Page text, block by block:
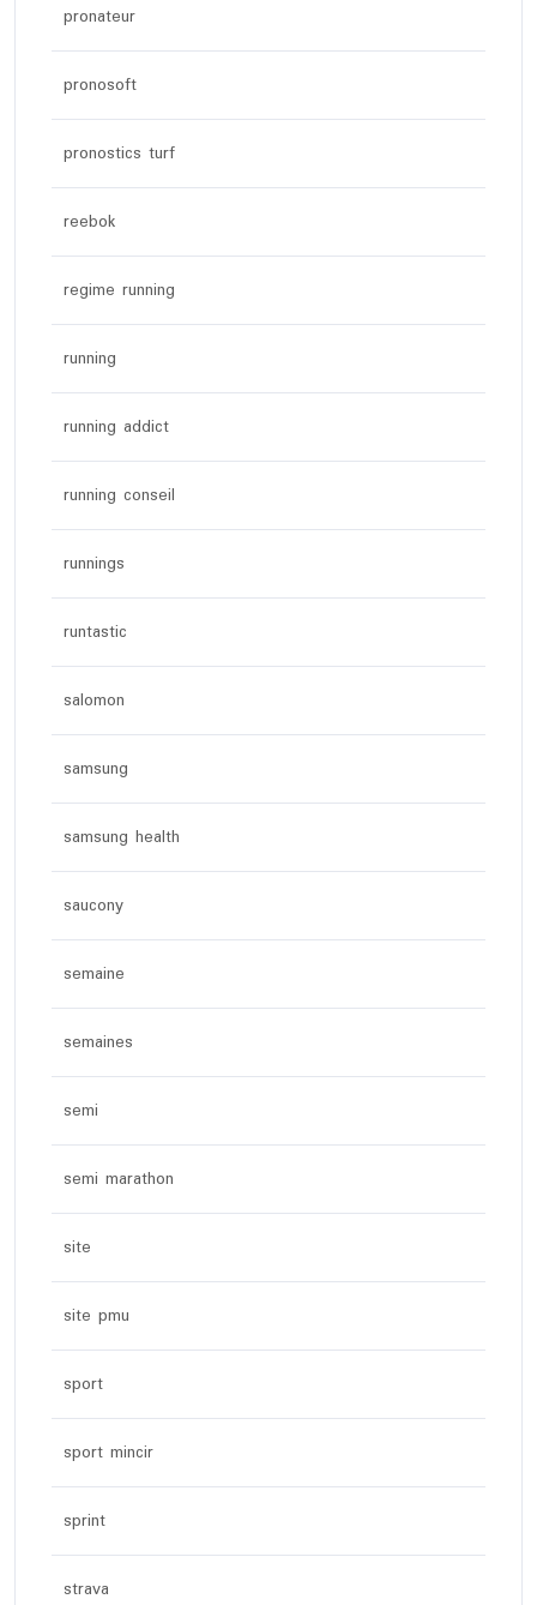
pronateur
pronosoft
pronostics turf
reebok
regime running
running
running addict
running conseil
runnings
runtastic
salomon
samsung
samsung health
saucony
semaine
semaines
semi
semi marathon
site
site pmu
sport
sport mincir
sprint
strava